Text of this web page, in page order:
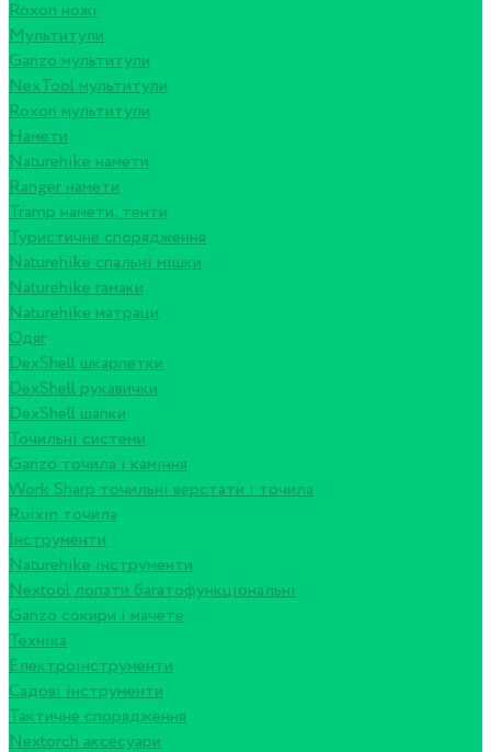
Roxon ножi
Мультитули
Ganzo мультитули
NexTool мультитули
Roxon мультитули
Намети
Naturehike намети
Ranger намети
Tramp намети, тенти
Туристичне спорядження
Naturehike спальні мішки
Naturehike гамаки
Naturehike матраци
Одяг
DexShell шкарпетки
DexShell рукавички
DexShell шапки
Точильні системи
Ganzo точила і каміння
Work Sharp точильні верстати і точила
Ruixin точила
Інструменти
Naturehike інструменти
Nextool лопати багатофункціональні
Ganzo сокири і мачете
Техніка
Електроінструменти
Садові інструменти
Тактичне спорядження
Nextorch аксесуари